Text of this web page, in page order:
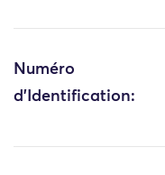
Numéro
d'Identification: